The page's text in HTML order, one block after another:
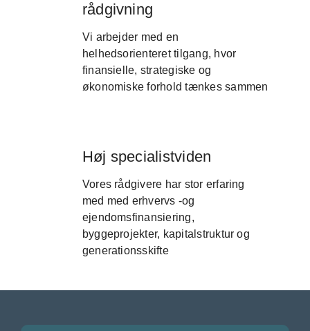
rådgivning
Vi arbejder med en
helhedsorienteret tilgang, hvor
finansielle, strategiske og
økonomiske forhold tænkes sammen
Høj specialistviden
Vores rådgivere har stor erfaring
med med erhvervs -og
ejendomsfinansiering,
byggeprojekter, kapitalstruktur og
generationsskifte